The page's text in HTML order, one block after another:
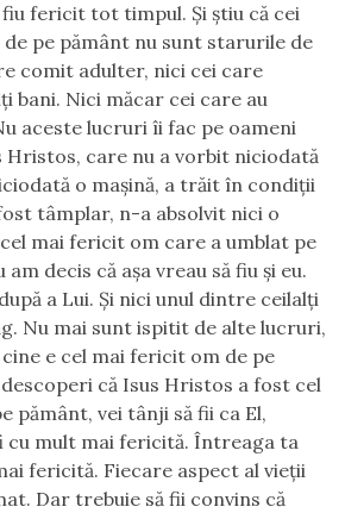
fericit tot timpul. Şi ştiu că cei
pe pământ nu sunt starurile de
comit adulter, nici cei care
bani. Nici măcar cei care au
aceste lucruri îi fac pe oameni
Hristos, care nu a vorbit niciodată
o maşină, a trăit în condiţii
tâmplar, n-a absolvit nici o
mai fericit om care a umblat pe
am decis că aşa vreau să fiu şi eu.
a Lui. Şi nici unul dintre ceilalţi
Nu mai sunt ispitit de alte lucruri,
e cel mai fericit om de pe
că Isus Hristos a fost cel
pământ, vei tânji să fii ca El,
cu mult mai fericită. Întreaga ta
fericită. Fiecare aspect al vieţii
Dar trebuie să fii convins că